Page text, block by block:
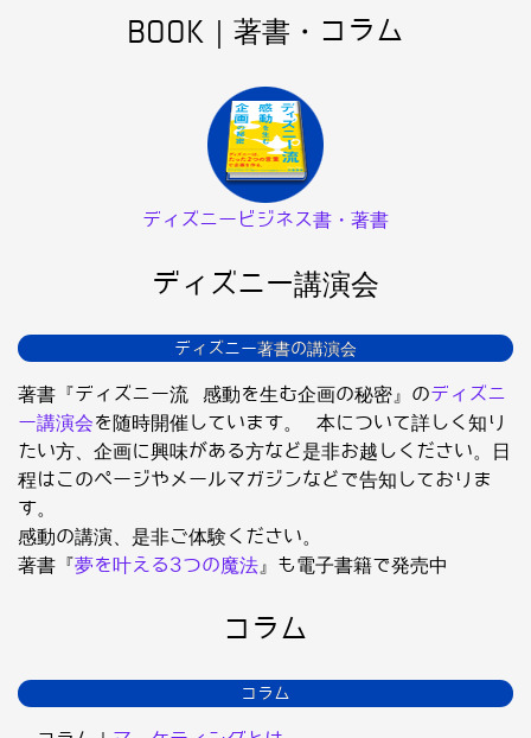
BOOK｜著書・コラム
ディズニービジネス書・著書
ディズニー講演会
ディズニー著書の講演会
著書『ディズニー流 感動を生む企画の秘密』のディズニ
ー講演会を随時開催しています。 本について詳しく知り
たい方、企画に興味がある方など是非お越しください。日
程はこのページやメールマガジンなどで告知しておりま
す。
感動の講演、是非ご体験ください。
著書『夢を叶える3つの魔法』も電子書籍で発売中
コラム
コラム